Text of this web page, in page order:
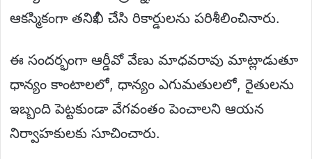
ఆకస్మికంగా తనిఖీ చేసి రికార్డులను పరిశీలించినారు.
ఈ సందర్భంగా ఆర్డీవో వేణు మాధవరావు మాట్లాడుతూ
ధాన్యం కాంటాలలో, ధాన్యం ఎగుమతులలో, రైతులను
ఇబ్బంది పెట్టకుండా వేగవంతం పెంచాలని ఆయన
నిర్వాహకులకు సూచించారు.